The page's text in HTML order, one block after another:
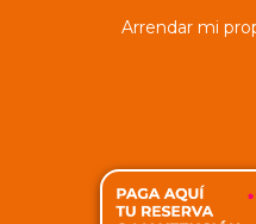
Arrendar mi